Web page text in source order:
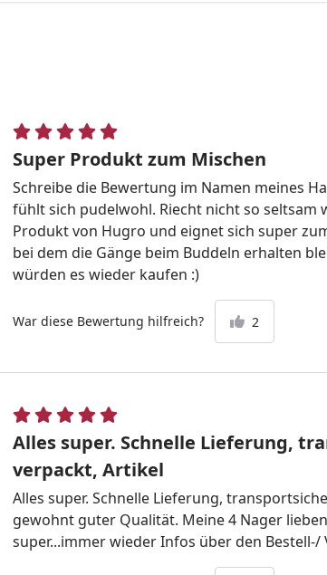
Super Produkt zum Mischen
Schreibe die Bewertung im Namen meines
fühlt sich pudelwohl. Riecht nicht so seltsam
Produkt von Hugro und eignet sich super
bei dem die Gänge beim Buddeln erhalten
würden es wieder kaufen :)
War diese Bewertung hilfreich? 2
Alles super. Schnelle Lieferung,
verpackt, Artikel
Alles super. Schnelle Lieferung,
gewohnt guter Qualität. Meine 4 Nager
super...immer wieder Infos über den Bestell-/